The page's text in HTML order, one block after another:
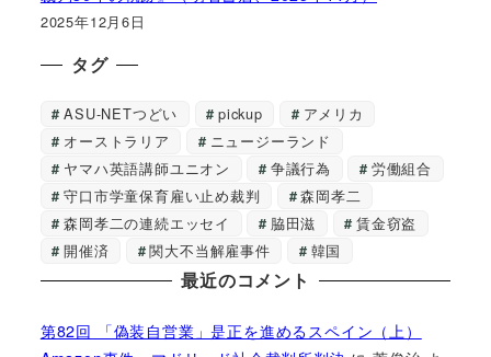
2025年12月6日
タグ
ASU-NETつどい pickup
アメリカ
オーストラリア
ニュージーランド
ヤマハ英語講師ユニオン
争議行為
労働組合
守口市学童保育雇い止め裁判
森岡孝二
森岡孝二の連続エッセイ
脇田滋
賃金窃盗
開催済
関大不当解雇事件 韓国
最近のコメント
第82回 「偽装自営業」是正を進めるスペイン（上）